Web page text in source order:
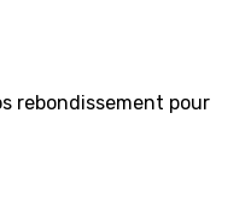
rebondissement pour